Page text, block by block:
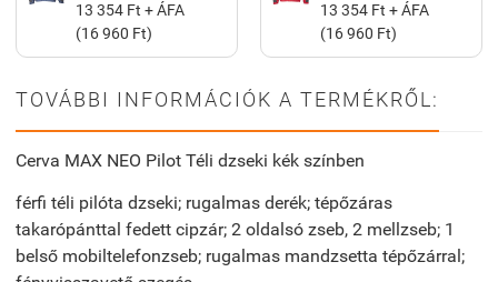
13 354 Ft + ÁFA
(16 960 Ft)
13 354 Ft + ÁFA
(16 960 Ft)
TOVÁBBI INFORMÁCIÓK A TERMÉKRŐL:
Cerva MAX NEO Pilot Téli dzseki kék színben
férfi téli pilóta dzseki; rugalmas derék; tépőzáras
takarópánttal fedett cipzár; 2 oldalsó zseb, 2 mellzseb; 1
belső mobiltelefonzseb; rugalmas mandzsetta tépőzárral;